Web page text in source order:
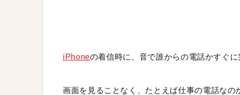
iPhoneの着信時に、音で誰からの電話かすぐに
画面を見ることなく、たとえば仕事の電話なの